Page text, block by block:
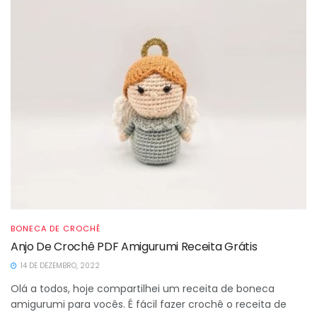
BONECA DE CROCHÊ
Anjo De Crochê PDF Amigurumi Receita Grátis
14 DE DEZEMBRO, 2022
Olá a todos, hoje compartilhei um receita de boneca
amigurumi para vocês. É fácil fazer crochê o receita de